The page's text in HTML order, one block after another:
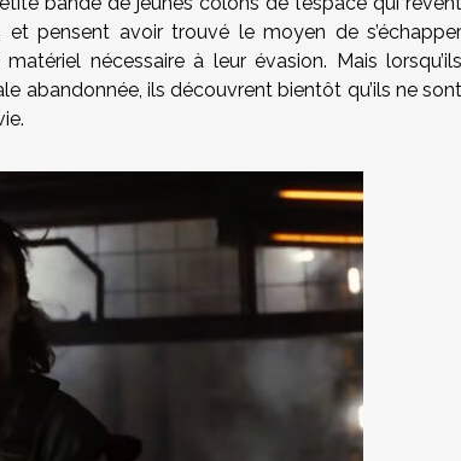
pensent avoir trouvé le moyen de s’échapper
nécessaire à leur évasion. Mais lorsqu’ils
abandonnée, ils découvrent bientôt qu’ils ne sont